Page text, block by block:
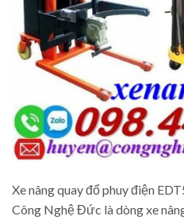
Xe nâng quay đổ phuy điện
Công Nghệ Đức là dòng xe